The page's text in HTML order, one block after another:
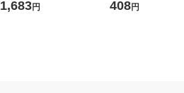
ーン 山崎産業
1,683円
ブラシ お風呂掃除
408円